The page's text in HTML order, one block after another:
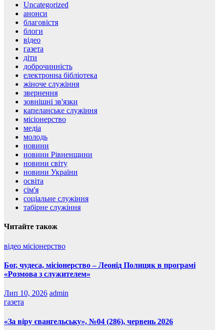
Uncategorized
анонси
благовістя
блоги
відео
газета
діти
доброчинність
електронна бібліотека
жіноче служіння
звернення
зовнішні зв'язки
капеланське служіння
місіонерство
медіа
молодь
новини
новини Рівненщини
новини світу
новини України
освіта
сім'я
соціальне служіння
табірне служіння
Читайте також
відео місіонерство
Бог, чудеса, місіонерство – Леонід Полицяк в програмі
«Розмова з служителем»
Лип 10, 2026 admin
газета
«За віру євангельську», №04 (286), червень 2026